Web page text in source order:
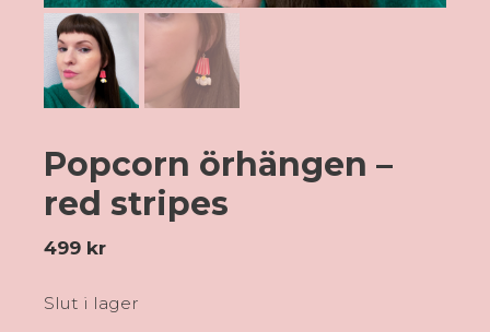
Popcorn örhängen –
red stripes
499 kr
Slut i lager